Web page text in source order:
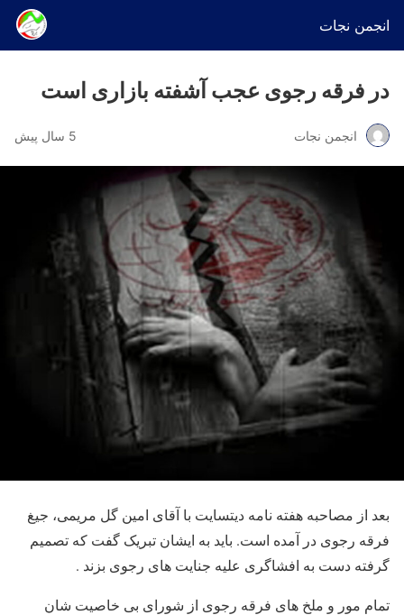
انجمن نجات
در فرقه رجوی عجب آشفته بازاری است
انجمن نجات 5 سال پیش
بعد از مصاحبه هفته نامه دیتسایت با آقای امین گل مریمی، جیغ
فرقه رجوی در آمده است. باید به ایشان تبریک گفت که تصمیم
گرفته دست به افشاگری علیه جنایت های رجوی بزند .
تمام مور و ملخ های فرقه رجوی از شورای بی خاصیت شان